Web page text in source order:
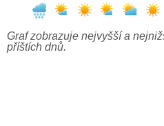
Graf zobrazuje nejvyšší a
příštích dnů.